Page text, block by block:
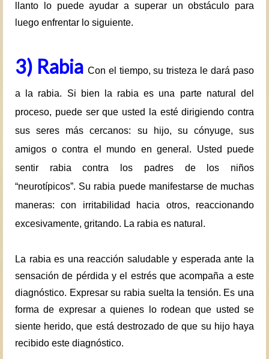
llanto lo puede ayudar a superar un obstáculo para
luego enfrentar lo siguiente.
3) Rabia Con el tiempo, su tristeza le dará paso
a la rabia. Si bien la rabia es una parte natural del
proceso, puede ser que usted la esté dirigiendo contra
sus seres más cercanos: su hijo, su cónyuge, sus
amigos o contra el mundo en general. Usted puede
sentir rabia contra los padres de los niños
“neurotípicos”. Su rabia puede manifestarse de muchas
maneras: con irritabilidad hacia otros, reaccionando
excesivamente, gritando. La rabia es natural.
La rabia es una reacción saludable y esperada ante la
sensación de pérdida y el estrés que acompaña a este
diagnóstico. Expresar su rabia suelta la tensión. Es una
forma de expresar a quienes lo rodean que usted se
siente herido, que está destrozado de que su hijo haya
recibido este diagnóstico.